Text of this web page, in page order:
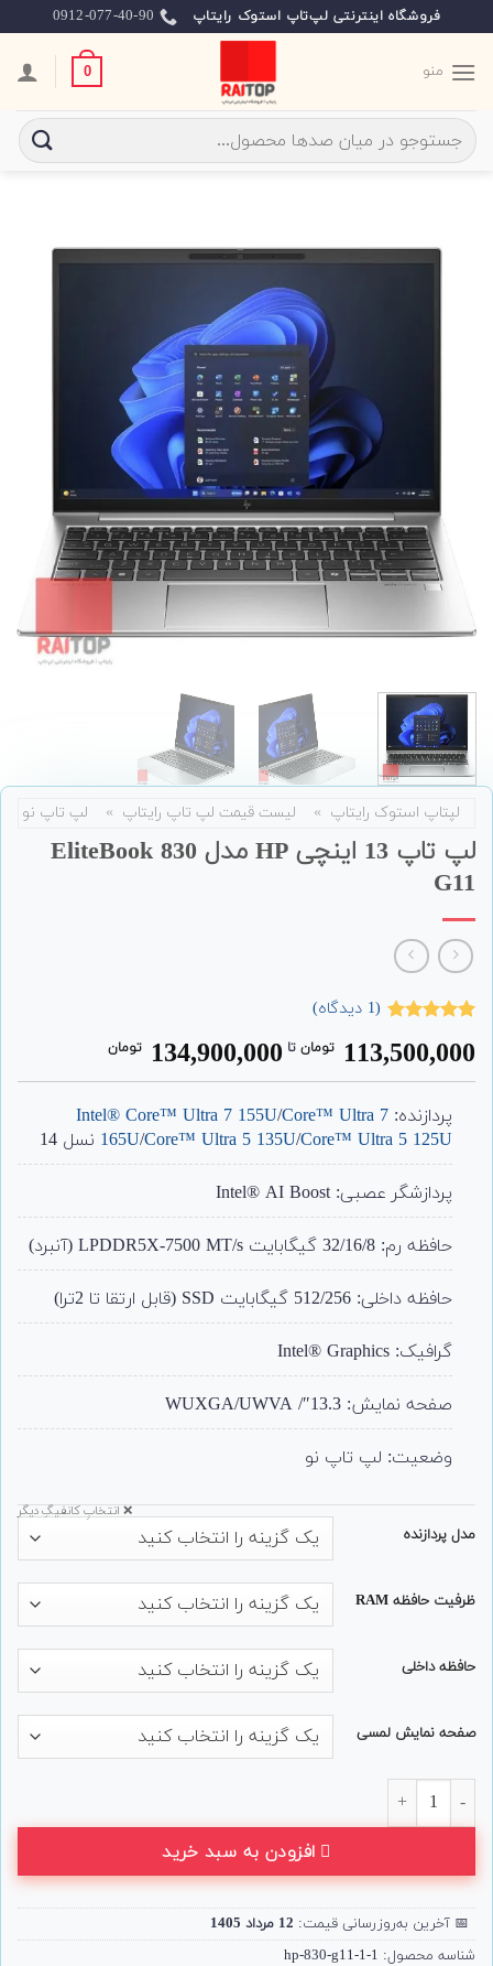
to
content
فروشگاه اینترنتی لپ‌تاپ استوک رایتاپ 0912-077-40-90
منو 0
جستجو
برای:
لپتاپ استوک رایتاپ » لیست قیمت لپ تاپ رایتاپ » لپ تاپ نو
لپ تاپ 13 اینچی HP مدل EliteBook 830
G11
از 5 امتیاز
مشتری
(
1 دیدگاه)
113,500,000 تومان ‌ تا ‌ 134,900,000 تومان
پردازنده: Intel® Core™ Ultra 7 155U/Core™ Ultra 7
165U/Core™ Ultra 5 135U/Core™ Ultra 5 125U نسل 14
پردازشگر عصبی: Intel® AI Boost
حافظه رم: 32/16/8 گیگابایت LPDDR5X-7500 MT/s (آنبرد)
حافظه داخلی: 512/256 گیگابایت SSD (قابل ارتقا تا 2ترا)
گرافیک: Intel® Graphics
صفحه نمایش: 13.3″/ WUXGA/UWVA
وضعیت: لپ تاپ نو
مدل پردازنده
ظرفیت حافظه RAM
حافظه داخلی
صفحه نمایش لمسی
❌ انتخابِ کانفیگِ دیگر
افزودن به سبد خرید
📅 آخرین به‌روزرسانی قیمت: 12 مرداد 1405
شناسه محصول: hp-830-g11-1-1